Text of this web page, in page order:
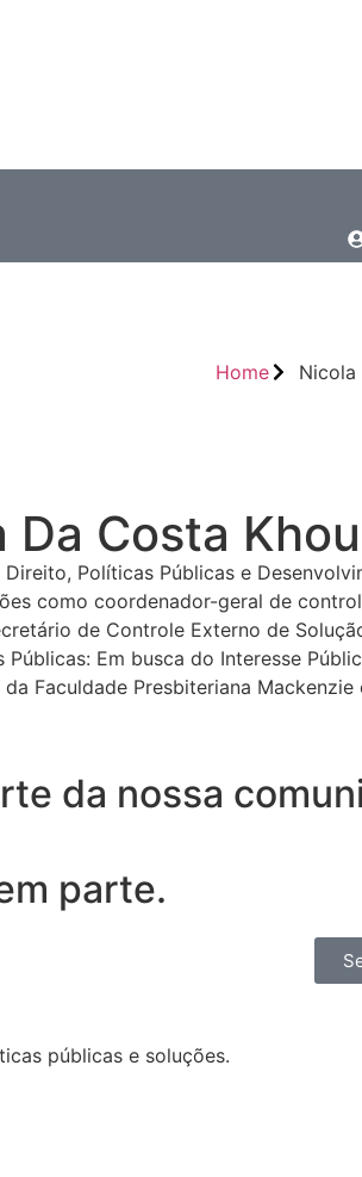
Home Nicola
Da Costa
Políticas Públicas e
como coordenador-geral de
de Controle Externo de
Em busca do Interesse
Faculdade Presbiteriana
da nossa
parte.
públicas e soluções.